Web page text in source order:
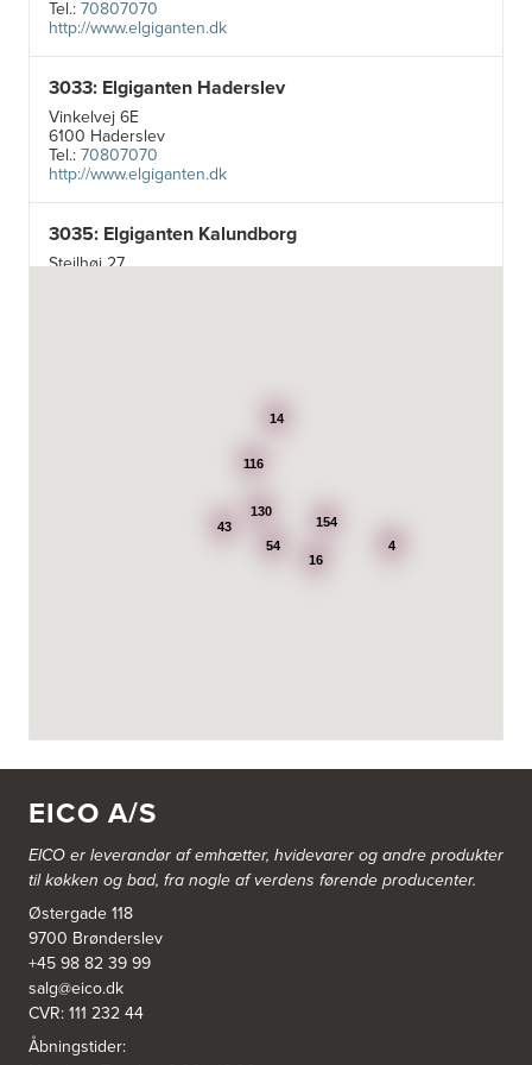
Tel.: 70807070
http://www.elgiganten.dk
3033: Elgiganten Haderslev
Vinkelvej 6E
6100 Haderslev
Tel.: 70807070
http://www.elgiganten.dk
3035: Elgiganten Kalundborg
Stejlhøj 27
2635 Ishøj
https://www.power.dk/butik/power-ishoj/s-3830/
3831: Power Rødovre
Rødovre Centrum 90
2610 Rødovre
https://www.power.dk/butik/power-roedovre/s-3831/
3832: Power Slagelse
Japanvej 8
154
130
116
16
43
54
4
14
EICO A/S
EICO er leverandør af emhætter, hvidevarer ogandre produkter
til køkken og bad, fra nogle af verdens førende producenter.
Østergade 118
9700 Brønderslev
+45 98 82 39 99
salg@eico.dk
CVR: 111 232 44
Åbningstider: